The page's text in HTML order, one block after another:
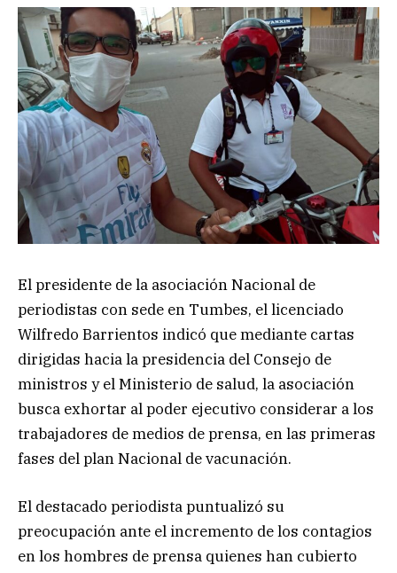
El presidente de la asociación Nacional de
periodistas con sede en Tumbes, el licenciado
Wilfredo Barrientos indicó que mediante cartas
dirigidas hacia la presidencia del Consejo de
ministros y el Ministerio de salud, la asociación
busca exhortar al poder ejecutivo considerar a los
trabajadores de medios de prensa, en las primeras
fases del plan Nacional de vacunación.
El destacado periodista puntualizó su
preocupación ante el incremento de los contagios
en los hombres de prensa quienes han cubierto